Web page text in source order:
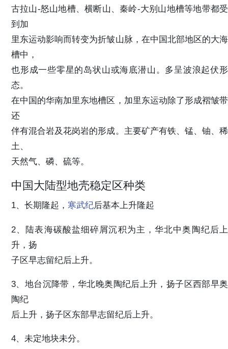
古拉山-怒山地槽、横断山、秦岭-大别山地槽等地带都受
到加
里东运动影响而转变为折皱山脉，在中国北部地区的大海
槽中，
也形成一些零星的岛状山或海底潜山。多呈波浪起伏形
态。
在中国的华南加里东地槽区，加里东运动除了形成褶皱带
还
伴有混合岩及花岗岩的形成。主要矿产有铁、锰、铀、稀
土、
天然气、磷、硫等。
中国大陆型地壳稳定区种类
1、长期隆起， 寒武纪后基本上升隆起
2、陆表海碳酸盐细碎屑沉积为主，华北中奥陶纪后上
升，扬
子区早志留纪后上升。
3、地台沉降带，华北晚奥陶纪后上升，扬子区西部早奥
陶纪
后上升，扬子区东部早志留纪后上升。
4、未定地块未分。